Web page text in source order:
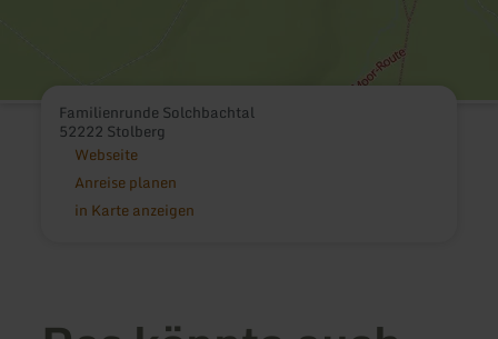
Familienrunde Solchbachtal
52222 Stolberg
Webseite
Anreise planen
in Karte anzeigen